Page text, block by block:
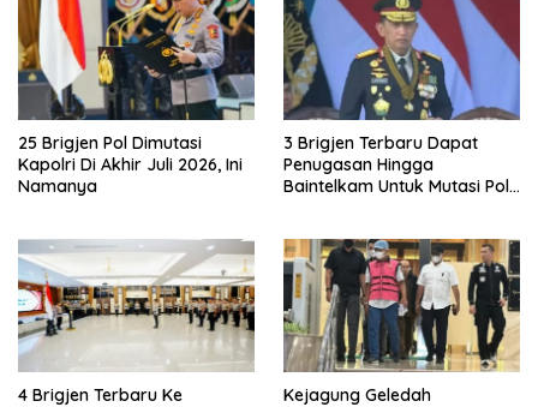
25 Brigjen Pol Dimutasi
Kapolri Di Akhir Juli 2026, Ini
Namanya
3 Brigjen Terbaru Dapat
Penugasan Hingga
Baintelkam Untuk Mutasi Polri
4 Brigjen Terbaru Ke
Kejagung Geledah